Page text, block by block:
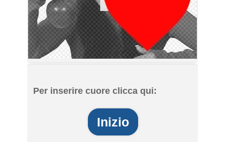
Per inserire cuore clicca qui:
Inizio